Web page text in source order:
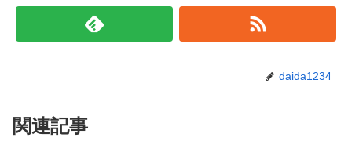
daida1234
関連記事